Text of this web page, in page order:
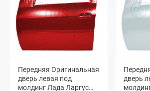
Передняя Оригинальная
дверь левая под
молдинг Лада Ларгус
дверь